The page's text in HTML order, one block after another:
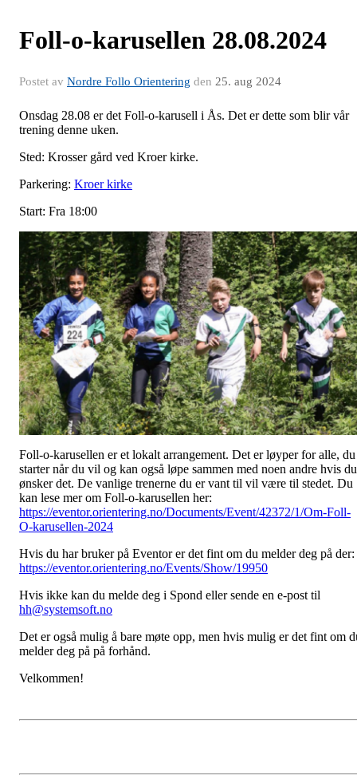
Foll-o-karusellen 28.08.2024
Postet av Nordre Follo Orientering den 25. aug 2024
Onsdag 28.08 er det Foll-o-karusell i Ås. Det er dette som blir vår
trening denne uken.
Sted: Krosser gård ved Kroer kirke.
Parkering: Kroer kirke
Start: Fra 18:00
Foll-o-karusellen er et lokalt arrangement. Det er løyper for alle, du
starter når du vil og kan også løpe sammen med noen andre hvis du
ønsker det. De vanlige trenerne du er vant til vil være til stedet. Du
kan lese mer om Foll-o-karusellen her:
https://eventor.orientering.no/Documents/Event/42372/1/Om-Foll-
O-karusellen-2024
Hvis du har bruker på Eventor er det fint om du melder deg på der:
https://eventor.orientering.no/Events/Show/19950
Hvis ikke kan du melde deg i Spond eller sende en e-post til
hh@systemsoft.no
Det er også mulig å bare møte opp, men hvis mulig er det fint om
melder deg på på forhånd.
Velkommen!